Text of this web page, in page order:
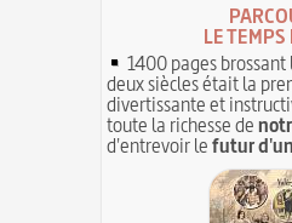
LE
1400 pages brossant
deux siècles était la
divertissante et
toute la richesse de
d'entrevoir lefutur